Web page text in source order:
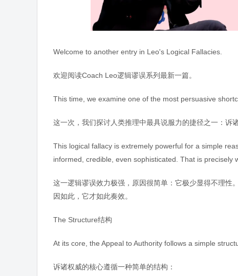
Welcome to another entry in Leo's Logical Fallacies.
欢迎阅读Coach Leo逻辑谬误系列最新一篇。
This time, we examine one of the most persuasive
这一次，我们探讨人类推理中最具说服力的捷径之一：诉诸
This logical fallacy is extremely powerful for a simple
informed, credible, even sophisticated. That is precisely
这一逻辑谬误效力极强，原因很简单：它极少显得不理性
因如此，它才如此奏效。
The Structure结构
At its core, the Appeal to Authority follows a simple
诉诸权威的核心遵循一种简单的结构：